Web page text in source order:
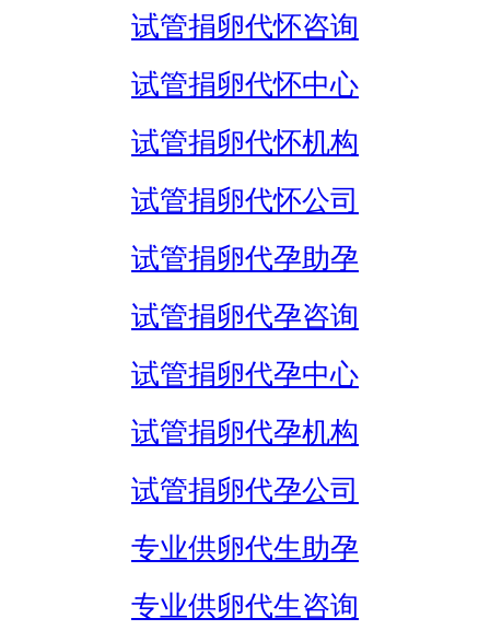
试管捐卵代怀咨询
试管捐卵代怀中心
试管捐卵代怀机构
试管捐卵代怀公司
试管捐卵代孕助孕
试管捐卵代孕咨询
试管捐卵代孕中心
试管捐卵代孕机构
试管捐卵代孕公司
专业供卵代生助孕
专业供卵代生咨询